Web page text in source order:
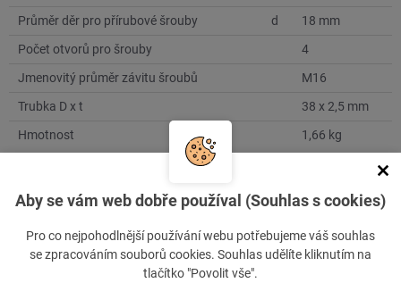
Průměr děr pro přírubové šrouby
d
18 mm
Počet otvorů pro šrouby
4
Jmenovitý průměr závitu šroubů
M16
Trubka D x t
38 x 2,5 mm
Hmotnost
1,66 kg
Číslo položky
I009132-SKLADN1
Značka oceli / materiál
Aby se vám web dobře používal (Souhlas s cookies)
Pro co nejpohodlnější používání webu potřebujeme váš souhlas
se zpracováním souborů cookies. Souhlas udělíte kliknutím na
tlačítko "Povolit vše".